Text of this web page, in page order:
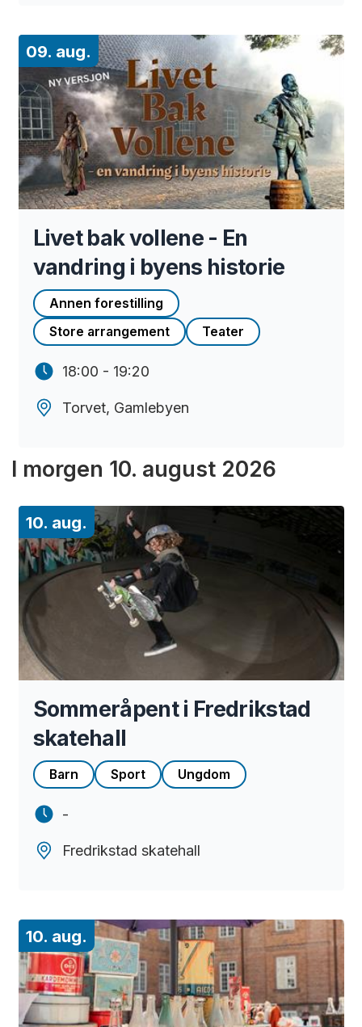
09. aug.
Livet bak vollene - En
vandring i byens historie
Annen forestilling
Store arrangement
Teater
18:00 - 19:20
Torvet, Gamlebyen
I morgen 10. august 2026
10. aug.
Sommeråpent i Fredrikstad
skatehall
Barn Sport Ungdom
-
Fredrikstad skatehall
10. aug.